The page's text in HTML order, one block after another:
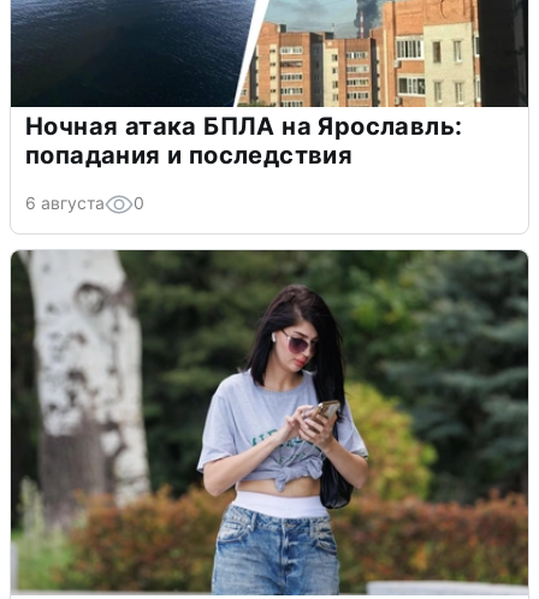
Ночная атака БПЛА на Ярославль:
попадания и последствия
6 августа 0